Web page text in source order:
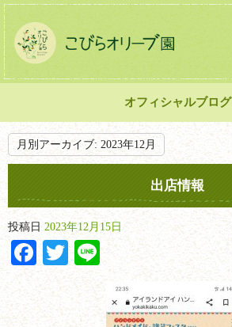
オフィシャルブログ
月別アーカイブ: 2023年12月
出店情報
投稿日 2023年12月15日
Facebook
Twitter
Line